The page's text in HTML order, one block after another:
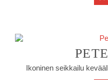
Ikoninen seikkailu